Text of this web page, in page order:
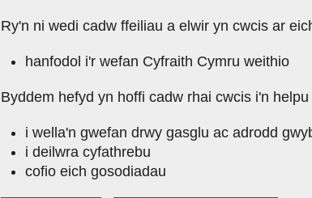
Ry'n ni wedi cadw ffeiliau a elwir yn cwcis ar
hanfodol i'r wefan Cyfraith Cymru weithio
Byddem hefyd yn hoffi cadw rhai cwcis i'n helpu
i wella'n gwefan drwy gasglu ac adrodd
i deilwra cyfathrebu
cofio eich gosodiadau